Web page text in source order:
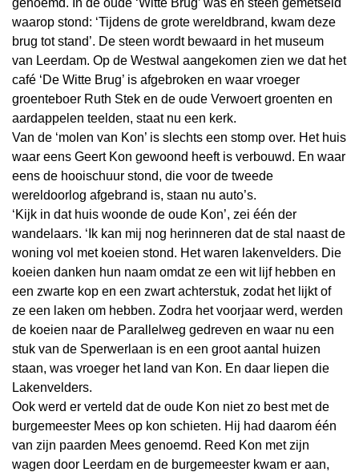
genoemd. In de oude ‘Witte Brug’ was en steen gemetseld
waarop stond: ‘Tijdens de grote wereldbrand, kwam deze
brug tot stand’. De steen wordt bewaard in het museum
van Leerdam. Op de Westwal aangekomen zien we dat het
café ‘De Witte Brug’ is afgebroken en waar vroeger
groenteboer Ruth Stek en de oude Verwoert groenten en
aardappelen teelden, staat nu een kerk.
Van de ‘molen van Kon’ is slechts een stomp over. Het huis
waar eens Geert Kon gewoond heeft is verbouwd. En waar
eens de hooischuur stond, die voor de tweede
wereldoorlog afgebrand is, staan nu auto’s.
‘Kijk in dat huis woonde de oude Kon’, zei één der
wandelaars. ‘Ik kan mij nog herinneren dat de stal naast de
woning vol met koeien stond. Het waren lakenvelders. Die
koeien danken hun naam omdat ze een wit lijf hebben en
een zwarte kop en een zwart achterstuk, zodat het lijkt of
ze een laken om hebben. Zodra het voorjaar werd, werden
de koeien naar de Parallelweg gedreven en waar nu een
stuk van de Sperwerlaan is en een groot aantal huizen
staan, was vroeger het land van Kon. En daar liepen die
Lakenvelders.
Ook werd er verteld dat de oude Kon niet zo best met de
burgemeester Mees op kon schieten. Hij had daarom één
van zijn paarden Mees genoemd. Reed Kon met zijn
wagen door Leerdam en de burgemeester kwam er aan,